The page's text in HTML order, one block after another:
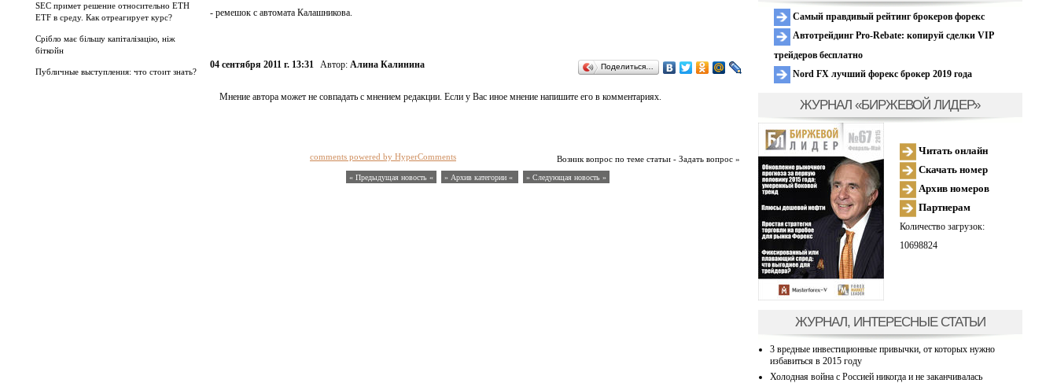
SEC примет решение относительно ETH
ETF в среду. Как отреагирует курс?
Срібло має більшу капіталізацію, ніж
біткойн
Публичные выступления: что стоит знать?
- ремешок с автомата Калашникова.
04 сентября 2011 г. 13:31 Автор: Алина Калинина Поделиться…
Мнение автора может не совпадать с мнением редакции. Если у Вас иное мнение напишите его в комментариях.
Возник вопрос по теме статьи - Задать вопрос »
comments powered by HyperComments
« Предыдущая новость « » Архив категории « » Следующая новость »
Самый правдивый рейтинг брокеров форекс
Автотрейдинг Pro-Rebate: копируй сделки VIP
трейдеров бесплатно
Nord FX лучший форекс брокер 2019 года
ЖУРНАЛ «БИРЖЕВОЙ ЛИДЕР»
Читать онлайн
Скачать номер
Архив номеров
Партнерам
Количество загрузок:
10698824
ЖУРНАЛ, ИНТЕРЕСНЫЕ СТАТЬИ
3 вредные инвестиционные привычки, от которых нужно
избавиться в 2015 году
Холодная война с Россией никогда и не заканчивалась